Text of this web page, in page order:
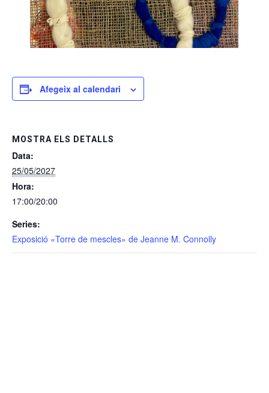
Afegeix al calendari
MOSTRA ELS DETALLS
Data:
25/05/2027
Hora:
17:00/20:00
Series:
Exposició «Torre de mescles» de Jeanne M. Connolly